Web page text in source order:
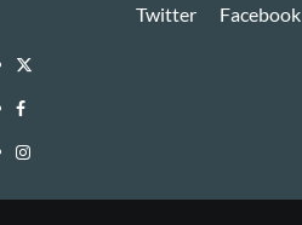
Twitter Facebook
Twitter
Facebook
Instagram